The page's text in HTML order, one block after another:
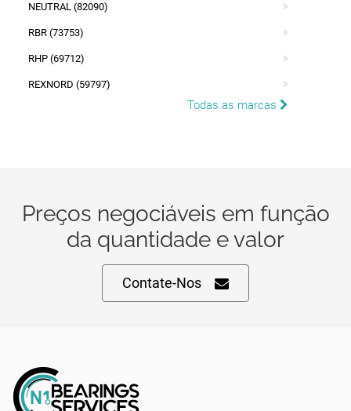
NEUTRAL (82090)
RBR (73753)
RHP (69712)
REXNORD (59797)
Todas as marcas
Preços negociáveis em função
da quantidade e valor
Contate-Nos